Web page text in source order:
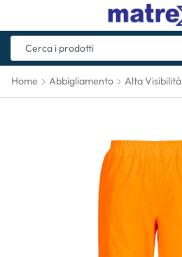
Home Abbigliamento Alta Visibilità